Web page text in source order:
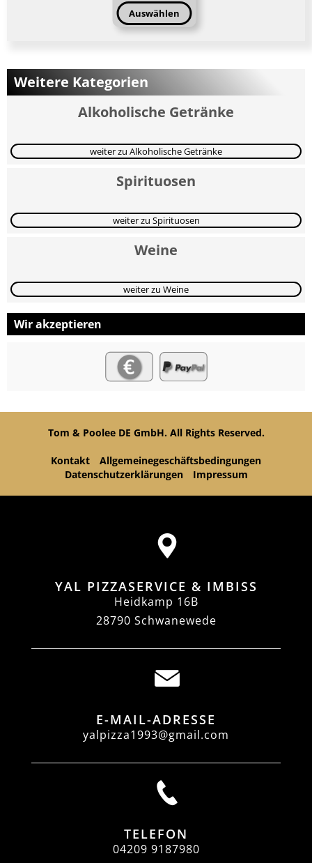
Auswählen
Weitere Kategorien
Alkoholische Getränke
weiter zu Alkoholische Getränke
Spirituosen
weiter zu Spirituosen
Weine
weiter zu Weine
Wir akzeptieren
Tom & Poolee DE GmbH. All Rights Reserved.
Kontakt
Allgemeinegeschäftsbedingungen
Datenschutzerklärungen
Impressum
YAL PIZZASERVICE & IMBISS
Heidkamp 16B
28790 Schwanewede
E-MAIL-ADRESSE
yalpizza1993@gmail.com
TELEFON
04209 9187980